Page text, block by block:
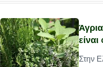
Στην